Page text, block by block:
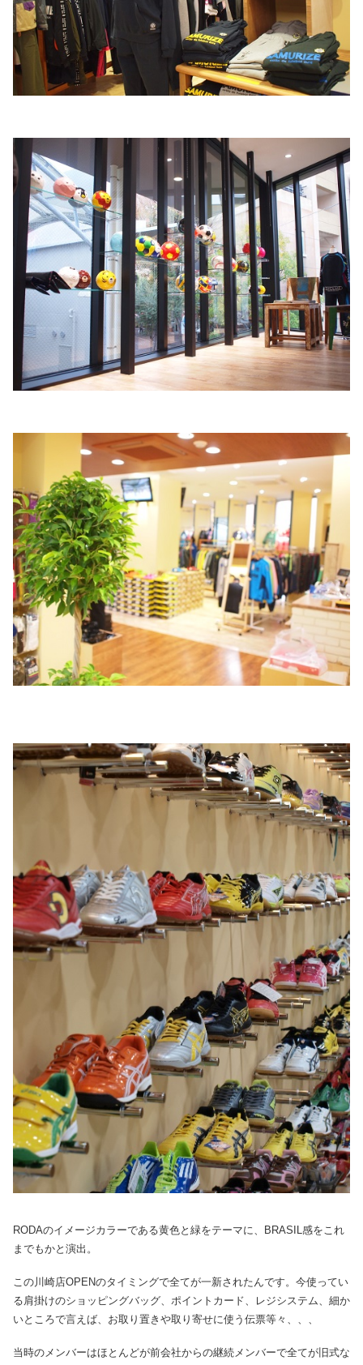
RODAのイメージカラーである黄色と緑をテーマに、BRASIL感をこれ
までもかと演出。
この川崎店OPENのタイミングで全てが一新されたんです。今使ってい
る肩掛けのショッピングバッグ、ポイントカード、レジシステム、細か
いところで言えば、お取り置きや取り寄せに使う伝票等々、、、
当時のメンバーはほとんどが前会社からの継続メンバーで全てが旧式な